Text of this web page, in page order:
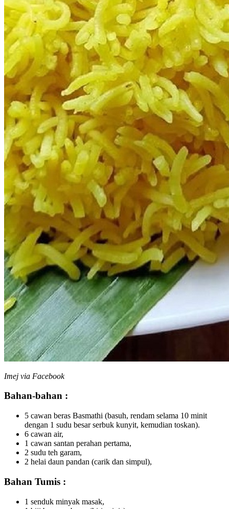
Imej via Facebook
Bahan-bahan :
5 cawan beras Basmathi (basuh, rendam selama 10 minit
dengan 1 sudu besar serbuk kunyit, kemudian toskan).
6 cawan air,
1 cawan santan perahan pertama,
2 sudu teh garam,
2 helai daun pandan (carik dan simpul),
Bahan Tumis :
1 senduk minyak masak,